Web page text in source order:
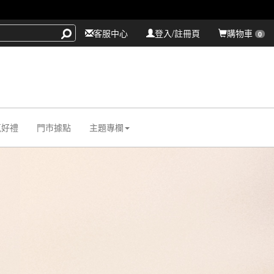
購物車 0
登入/註冊頁
客服中心
禮 門市據點 主題專欄